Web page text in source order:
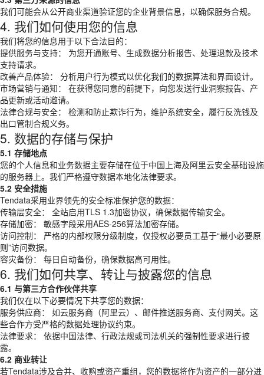
我们可能会从公开商业渠道验证您的企业背景信息，以确保服务合规。
4. 我们如何使用您的信息
我们将您的信息用于以下合法目的：
提供服务与支持： 为您开通账号、生成数据分析报告、处理退款及技术
支持请求。
改善产品体验： 分析用户行为模式以优化我们的数据算法和界面设计。
市场营销与通知： 在获得您同意的前提下，向您发送行业洞察报告、产
品更新或活动邀请。
法律合规与安全： 检测和防止欺诈行为，维护系统安全，履行反洗钱及
出口管制合规义务。
5. 数据的存储与保护
5.1 存储地点
您的个人信息和业务数据主要存储在位于中国上海及阿里云安全基础设施
的服务器上。我们严格遵守数据本地化法律要求。
5.2 安全措施
Tendata采用业界领先的安全标准保护您的数据：
传输层安全： 全站启用TLS 1.3加密协议，确保数据传输安全。
存储加密： 敏感字段采用AES-256算法加密存储。
访问控制： 严格的内部权限分级制度，仅授权必要员工基于“最小必要原
则”访问数据。
容灾备份： 每日自动备份，确保数据高可用性。
6. 我们如何共享、转让与披露您的信息
6.1 与第三方合作伙伴共享
我们仅在以下必要情况下共享您的数据：
服务供应商： 如云服务商（阿里云）、邮件推送服务商、支付网关。这
些合作方受严格的数据处理协议约束。
法律要求： 依据中国法律、行政法规或司法机关的强制性要求进行披
露。
6.2 商业转让
若Tendata涉及合并、收购或资产重组，您的数据将作为资产的一部分进